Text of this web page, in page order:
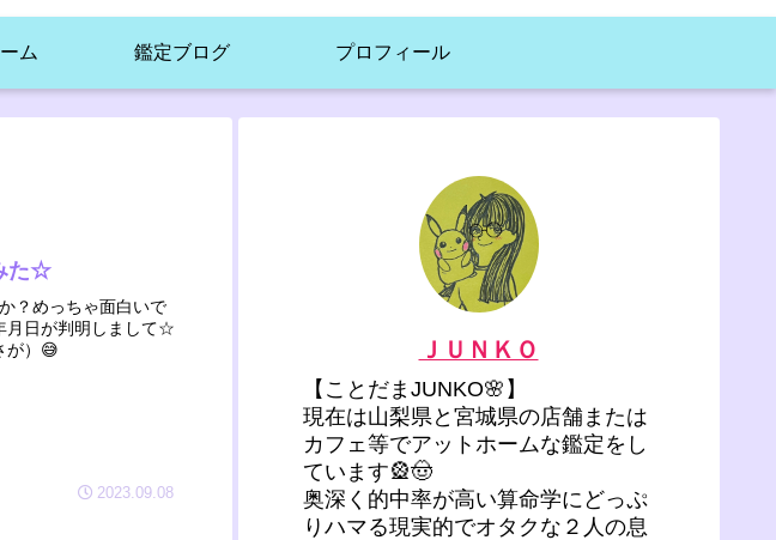
ム 鑑定ブログ プロフィール
た☆
？めっちゃ面白いで
日が判明しまして☆
が）😅
2023.09.08
ＪＵＮＫＯ
【ことだまJUNKO🌸】
現在は山梨県と宮城県の店舗または
カフェ等でアットホームな鑑定をし
ています🎡🤠
奥深く的中率が高い算命学にどっぷ
りハマる現実的でオタクな２人の息